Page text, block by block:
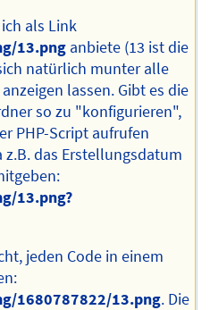
als Link
13.png anbiete (13 ist die
natürlich munter alle
lassen. Gibt es die
so zu "konfigurieren",
PHP-Script aufrufen
das Erstellungsdatum
13.png?
jeden Code in einem
1680787822/13.png. Die